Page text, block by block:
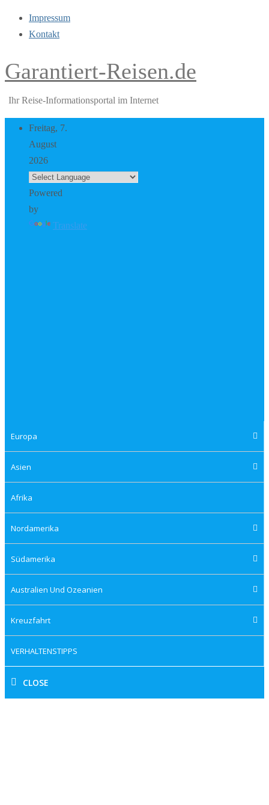
Impressum
Kontakt
Garantiert-Reisen.de
Ihr Reise-Informationsportal im Internet
Freitag, 7.
August
2026
Powered
by
Translate
Europa
Asien
Afrika
Nordamerika
Südamerika
Australien Und Ozeanien
Kreuzfahrt
VERHALTENSTIPPS
CLOSE